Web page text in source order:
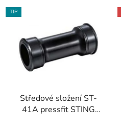
TIP
Středové složení ST-
41A pressfit STING